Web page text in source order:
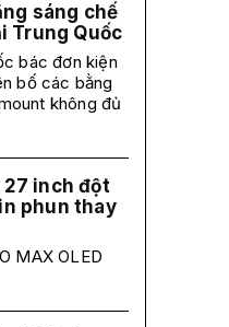
sáng chế
Trung Quốc
bác đơn kiện
bố các bằng
không đủ
27 inch đột
phun thay
MAX OLED